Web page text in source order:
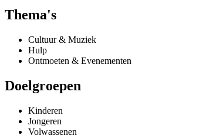
Thema's
Cultuur & Muziek
Hulp
Ontmoeten & Evenementen
Doelgroepen
Kinderen
Jongeren
Volwassenen